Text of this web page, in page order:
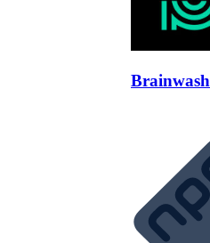
Brainwash